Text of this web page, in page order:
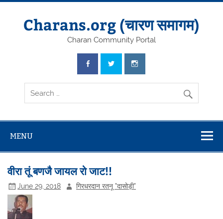
Skip
Charans.org (चारण समागम)
Charan Community Portal
MENU
वीरा तूं बणजै जायल रो जाट!!
June 29, 2018 गिरधरदान रतनू "दासोड़ी"